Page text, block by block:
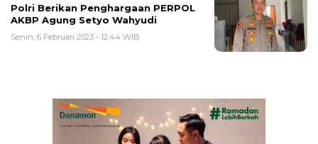
Polri Berikan Penghargaan PERPOL
AKBP Agung Setyo Wahyudi
Senin, 6 Februari 2023 - 12:44 WIB